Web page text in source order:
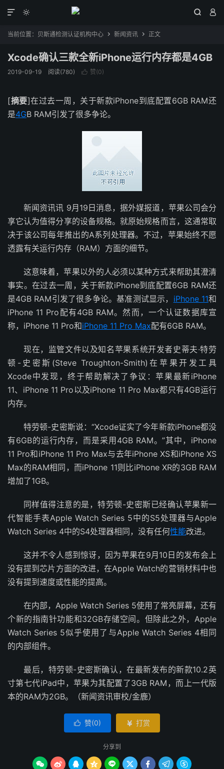
  

当前位置： 贝斯通检测认证机构中心  新闻资讯  正文
Xcode确认三款全新iPhone运行内存都是4GB
2019-09-19 阅读(780)  赞(0)
[摘要]在过去一周，关于新款iPhone到底配置6GB RAM还
是4GB RAM引发了很多争论。
新闻资讯讯 9月19日消息，据外媒报道，苹果公司会分
享它认为值得分享的设备规格。就原始规格而言，这通常取
决于该公司每年推出的A系列处理器。不过，苹果始终不愿
透露有关运行内存（RAM）方面的细节。
这意味着，苹果以外的人必须以某种方式来帮助其澄清
事实。在过去一周，关于新款iPhone到底配置6GB RAM还
是4GB RAM引发了很多争论。基准测试显示， iPhone 11和
iPhone 11 Pro配有4GB RAM。然而，一个认证数据库宣
称，iPhone 11 Pro和iPhone 11 Pro Max配有6GB RAM。
现在，监管文件以及知名苹果系统开发者史蒂夫·特劳
顿-史密斯(Steve Troughton-Smith)在苹果开发工具
Xcode中发现，终于帮助解决了争议：苹果最新iPhone
11、iPhone 11 Pro以及iPhone 11 Pro Max都只有4GB运行
内存。
特劳顿-史密斯说：“Xcode证实了今年新款iPhone都没
有6GB的运行内存，而是采用4GB RAM。”其中，iPhone
11 Pro和iPhone 11 Pro Max与去年iPhone XS和iPhone XS
Max的RAM相同，而iPhone 11则比iPhone XR的3GB RAM
增加了1GB。
同样值得注意的是，特劳顿-史密斯已经确认苹果新一
代智能手表Apple Watch Series 5中的S5处理器与Apple
Watch Series 4中的S4处理器相同，没有任何性能改进。
这并不令人感到惊讶，因为苹果在9月10日的发布会上
没有提到芯片方面的改进，在Apple Watch的营销材料中也
没有提到速度或性能的提高。
在内部，Apple Watch Series 5使用了常亮屏幕，还有
个新的指南针功能和32GB存储空间。但除此之外，Apple
Watch Series 5似乎使用了与Apple Watch Series 4相同
的内部组件。
最后，特劳顿-史密斯确认，在最新发布的新款10.2英
寸第七代iPad中，苹果为其配置了3GB RAM，而上一代版
本的RAM为2GB。（新闻资讯审校/金鹿）
 赞(0)  打赏
分享到
        